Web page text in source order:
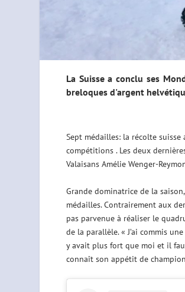
La Suisse a conclu ses
breloques d'argent
Sept médailles: la récolte
compétitions . Les deux
Valaisans Amélie Wenger-
Grande dominatrice de la
médailles. Contrairement aux
pas parvenue à réaliser le
de la parallèle. « J’ai commis
y avait plus fort que moi et il
connaît son appétit de